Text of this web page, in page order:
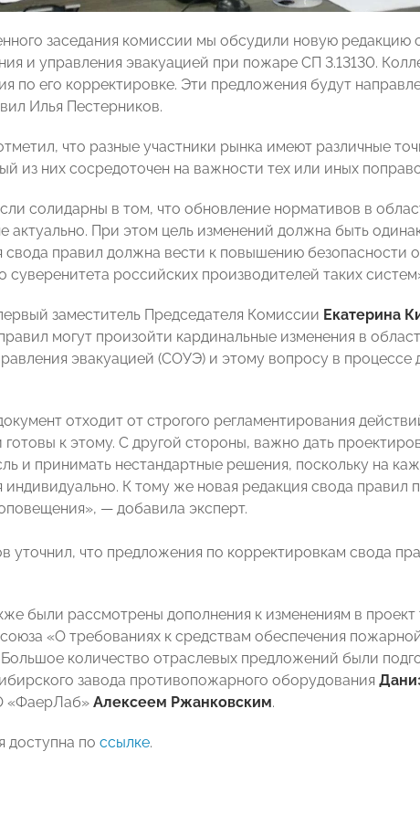
заседания комиссии мы обсудили новую редакцию
и управления эвакуацией при пожаре СП 3.13130.
по его корректировке. Эти предложения будут
Илья Пестерников.
что разные участники рынка имеют различные
из них сосредоточен на важности тех или иных
солидарны в том, что обновление нормативов в
актуально. При этом цель изменений должна быть
свода правил должна вести к повышению безопасности
суверенитета российских производителей таких
заместитель Председателя Комиссии Екатерина
могут произойти кардинальные изменения в
эвакуацией (СОУЭ) и этому вопросу в
отходит от строгого регламентирования
к этому. С другой стороны, важно дать
и принимать нестандартные решения, поскольку на
индивидуально. К тому же новая редакция свода
— добавила эксперт.
уточнил, что предложения по корректировкам свода
были рассмотрены дополнения к изменениям в проект
«О требованиях к средствам обеспечения
количество отраслевых предложений были
завода противопожарного оборудования
«ФаерЛаб» Алексеем Ржанковским.
доступна по ссылке.